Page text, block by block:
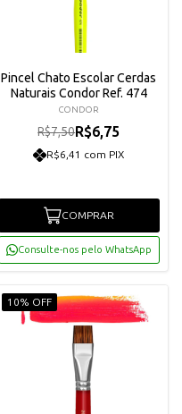
Pincel Chato Escolar Cerdas
Naturais Condor Ref. 474
CONDOR
R$7,50R$6,75
R$6,41 com PIX
COMPRAR
Consulte-nos pelo WhatsApp
10% OFF